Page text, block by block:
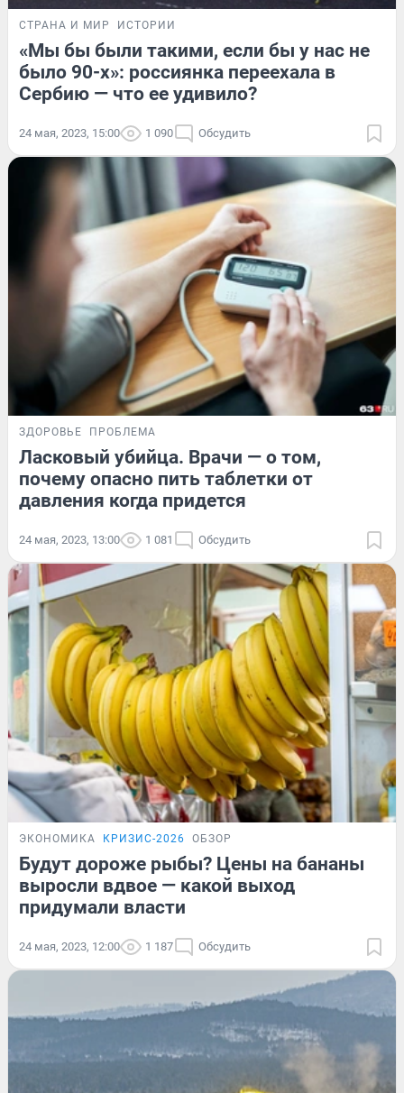
СТРАНА И МИР ИСТОРИИ
«Мы бы были такими, если бы у нас не
было 90-х»: россиянка переехала в
Сербию — что ее удивило?
24 мая, 2023, 15:00 1 090 Обсудить
ЗДОРОВЬЕ ПРОБЛЕМА
Ласковый убийца. Врачи — о том,
почему опасно пить таблетки от
давления когда придется
24 мая, 2023, 13:00 1 081 Обсудить
ЭКОНОМИКА КРИЗИС-2026 ОБЗОР
Будут дороже рыбы? Цены на бананы
выросли вдвое — какой выход
придумали власти
24 мая, 2023, 12:00 1 187 Обсудить